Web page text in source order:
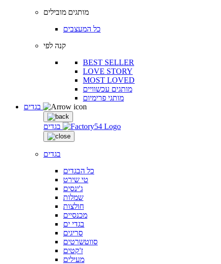
מותגים מובילים
כל המעצבים
קנה לפי
BEST SELLER
LOVE STORY
MOST LOVED
מותגים עכשוויים
מותגי פרימיום
בגדים
בגדים
כל הבגדים
טי שירט
ג'ינסים
שמלות
חולצות
מכנסיים
בגדי ים
סריגים
סווטשרטים
ז'קטים
מעילים